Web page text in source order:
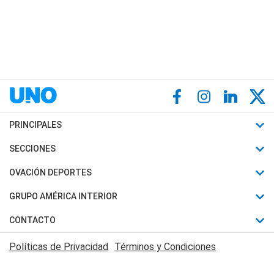
PRINCIPALES
Últimas Noticias
Política
Judiciales
Economia
SECCIONES
Horóscopo
Motores
Trucos caseros
Series y Películas
OVACIÓN DEPORTES
Fútbol
Mundial
Automovilismo
Rugby
GRUPO AMÉRICA INTERIOR
Canal 7 en Vivo
CONTACTO
Acerca de Nosotros
Políticas de Privacidad Términos y Condiciones